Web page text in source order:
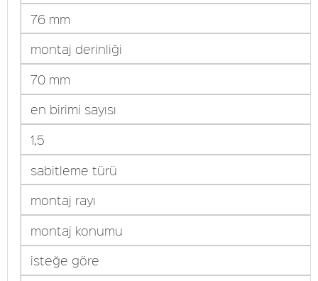
76 mm
montaj derinliği
70 mm
en birimi sayısı
1,5
sabitleme türü
montaj rayı
montaj konumu
isteğe göre